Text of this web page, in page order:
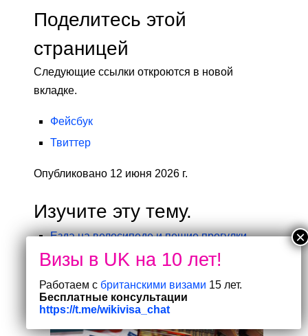
Поделитесь этой
страницей
Следующие ссылки откроются в новой
вкладке.
Фейсбук
Твиттер
Опубликовано 12 июня 2026 г.
Изучите эту тему.
Езда на велосипеде и пешие прогулки
Работаем с британскими визами 15 лет.
Бесплатные консультации
https://t.me/wikivisa_chat